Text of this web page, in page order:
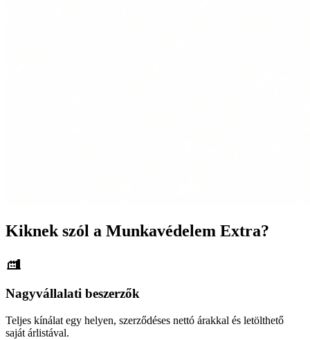
Kiknek szól a Munkavédelem Extra?
Nagyvállalati beszerzők
Teljes kínálat egy helyen, szerződéses nettó árakkal és letölthető
saját árlistával.